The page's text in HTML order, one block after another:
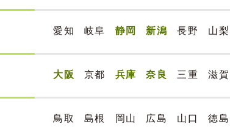
愛知 岐阜 静岡 新潟 長野 山梨
大阪 京都 兵庫 奈良 三重 滋賀
鳥取 島根 岡山 広島 山口 徳島